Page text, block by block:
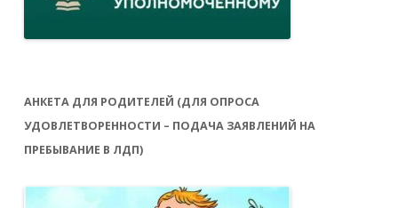
АНКЕТА ДЛЯ РОДИТЕЛЕЙ (ДЛЯ ОПРОСА
УДОВЛЕТВОРЕННОСТИ – ПОДАЧА ЗАЯВЛЕНИЙ НА
ПРЕБЫВАНИЕ В ЛДП)